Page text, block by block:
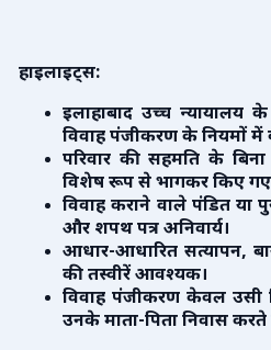
हाइलाइट्स:
इलाहाबाद उच्च न्यायालय
विवाह पंजीकरण के नियमों में
परिवार की सहमति के
विशेष रूप से भागकर किए गए
विवाह कराने वाले पंडित या
और शपथ पत्र अनिवार्य।
आधार-आधारित सत्यापन,
की तस्वीरें आवश्यक।
विवाह पंजीकरण केवल उसी
उनके माता-पिता निवास करते